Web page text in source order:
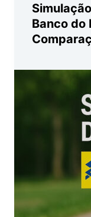
Banco do